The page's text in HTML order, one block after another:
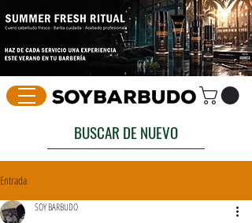
BUSCAR DE NUEVO
Entrada
SOY BARBUDO